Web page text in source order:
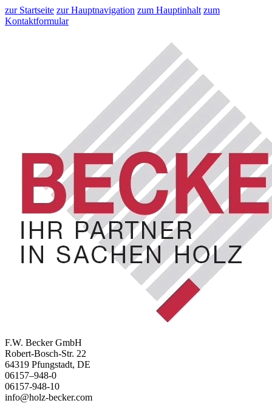
zur Startseite zur Hauptnavigation zum Hauptinhalt zum
Kontaktformular
F.W. Becker GmbH
Robert-Bosch-Str. 22
64319 Pfungstadt, DE
06157–948-0
06157-948-10
info@holz-becker.com